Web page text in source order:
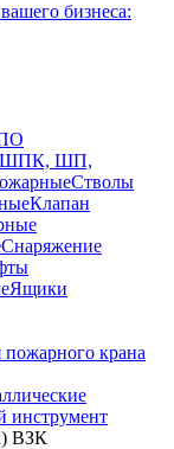
бизнеса:
ШПК, ШП,
Стволы
Клапан
Снаряжение
Ящики
крана
ВЗК